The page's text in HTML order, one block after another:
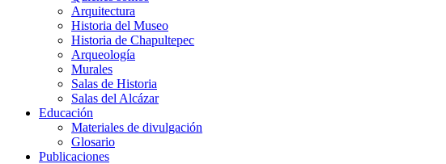
Arquitectura
Historia del Museo
Historia de Chapultepec
Arqueología
Murales
Salas de Historia
Salas del Alcázar
Educación
Materiales de divulgación
Glosario
Publicaciones